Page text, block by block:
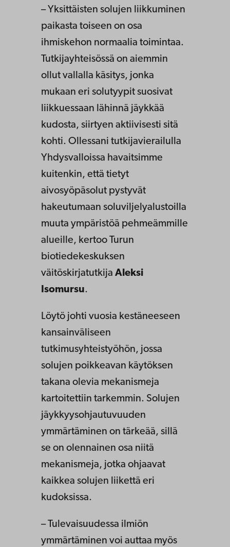
– Yksittäisten solujen liikkuminen
paikasta toiseen on osa
ihmiskehon normaalia toimintaa.
Tutkijayhteisössä on aiemmin
ollut vallalla käsitys, jonka
mukaan eri solutyypit suosivat
liikkuessaan lähinnä jäykkää
kudosta, siirtyen aktiivisesti sitä
kohti. Ollessani tutkijavierailulla
Yhdysvalloissa havaitsimme
kuitenkin, että tietyt
aivosyöpäsolut pystyvät
hakeutumaan soluviljelyalustoilla
muuta ympäristöä pehmeämmille
alueille, kertoo Turun
biotiedekeskuksen
väitöskirjatutkija Aleksi
Isomursu.
Löytö johti vuosia kestäneeseen
kansainväliseen
tutkimusyhteistyöhön, jossa
solujen poikkeavan käytöksen
takana olevia mekanismeja
kartoitettiin tarkemmin. Solujen
jäykkyysohjautuvuuden
ymmärtäminen on tärkeää, sillä
se on olennainen osa niitä
mekanismeja, jotka ohjaavat
kaikkea solujen liikettä eri
kudoksissa.
– Tulevaisuudessa ilmiön
ymmärtäminen voi auttaa myös